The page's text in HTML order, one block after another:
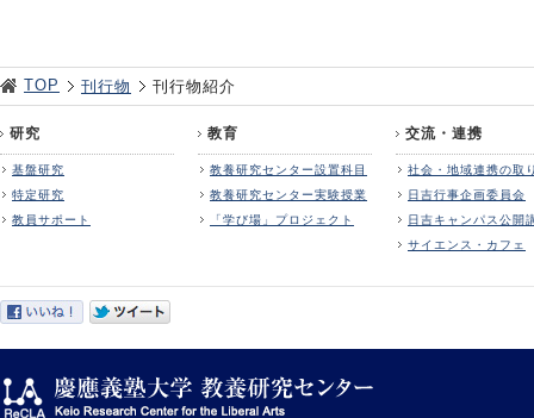
TOP 刊行物 刊行物紹介
研究
基盤研究
特定研究
教員サポート
教育
教養研究センター設置科目
教養研究センター実験授業
「学び場」プロジェクト
交流・連携
社会・地域連携の取
日吉行事企画委員会
日吉キャンパス公開
サイエンス・カフェ